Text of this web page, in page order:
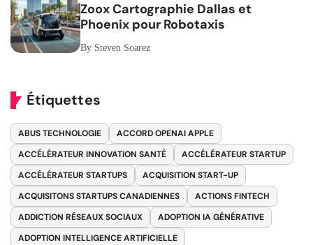
Zoox Cartographie Dallas et
Phoenix pour Robotaxis
By Steven Soarez
Étiquettes
ABUS TECHNOLOGIE
ACCORD OPENAI APPLE
ACCÉLÉRATEUR INNOVATION SANTÉ
ACCÉLÉRATEUR STARTUP
ACCÉLÉRATEUR STARTUPS
ACQUISITION START-UP
ACQUISITONS STARTUPS CANADIENNES
ACTIONS FINTECH
ADDICTION RÉSEAUX SOCIAUX
ADOPTION IA GÉNÉRATIVE
ADOPTION INTELLIGENCE ARTIFICIELLE